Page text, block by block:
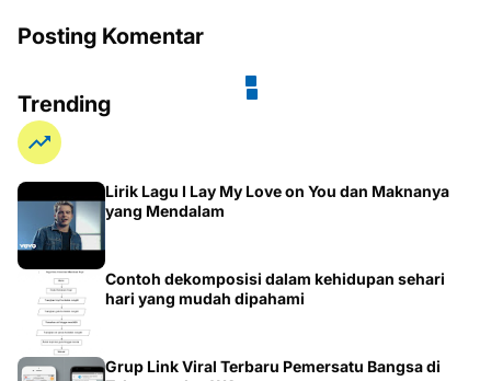
KOLOM
Sengkarut di Balik Sensus Ekonomi 2026
Failed to load posts.
Posting Komentar
Trending